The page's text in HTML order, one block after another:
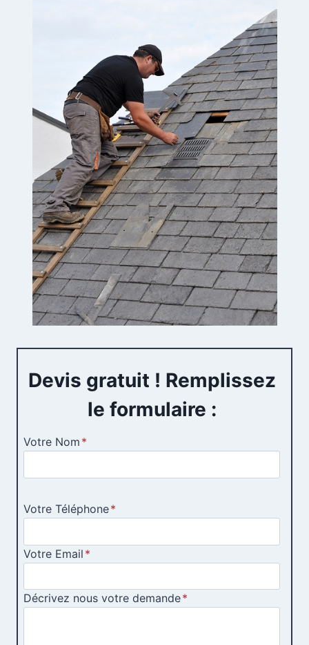
Devis gratuit ! Remplissez
le formulaire :
Votre Nom *
Votre Téléphone*
Votre Email *
Décrivez nous votre demande*